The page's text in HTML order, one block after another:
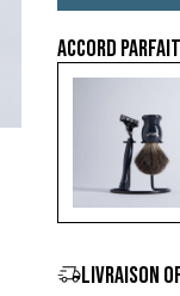
Accord parfait
LIVRAISON